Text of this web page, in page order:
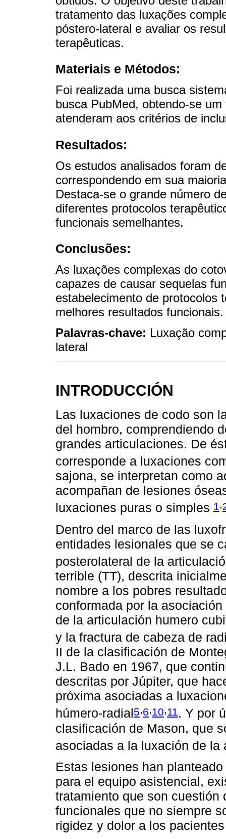
tratamento das luxações
póstero-lateral e avaliar os
terapêuticas.
Materiais e Métodos:
Foi realizada uma busca
busca PubMed, obtendo-se
atenderam aos critérios de
Resultados:
Os estudos analisados ​​foram
correspondendo em sua
Destaca-se o grande número
diferentes protocolos
funcionais semelhantes.
Conclusões:
As luxações complexas do
capazes de causar sequelas
estabelecimento de protocolos
melhores resultados funcionais.
Palavras-chave: Luxação
lateral
INTRODUCCIÓN
Las luxaciones de codo son
del hombro, comprendiendo
grandes articulaciones. De
corresponde a luxaciones
sajona, se interpretan como
acompañan de lesiones
luxaciones puras o simples 1 ,
Dentro del marco de las
entidades lesionales que se
posterolateral de la
terrible (TT), descrita
nombre a los pobres
conformada por la
de la articulación humero
y la fractura de cabeza de
II de la clasificación de
J.L. Bado en 1967, que
descritas por Júpiter, que
próxima asociadas a
húmero-radial5,6,10,11 . Y por
clasificación de Mason, que
asociadas a la luxación de
Estas lesiones han
para el equipo asistencial,
tratamiento que son cuestión
funcionales que no siempre
rigidez y dolor a los